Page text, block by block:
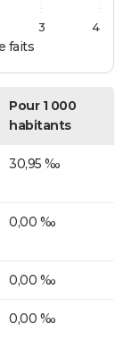
faits
3 4
Pour 1 000
habitants
30,95 ‰
0,00 ‰
0,00 ‰
0,00 ‰